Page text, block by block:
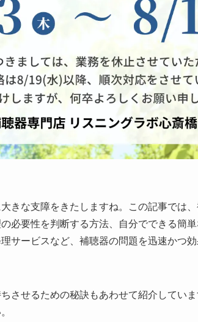
きな支障をきたしますね。この記事では
必要性を判断する方法、自分でできる簡
サービスなど、補聴器の問題を迅速かつ
させるための秘訣もあわせて紹介してい